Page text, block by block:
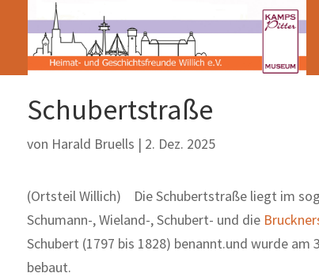
Schubertstraße
von Harald Bruells | 2. Dez. 2025
(Ortsteil Willich) Die Schubertstraße liegt im
Schumann-, Wieland-, Schubert- und die
Schubert (1797 bis 1828) benannt.und wurde
bebaut.